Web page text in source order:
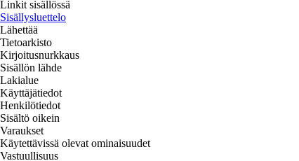
Linkit sisällössä
Sisällysluettelo
Lähettää
Tietoarkisto
Kirjoitusnurkkaus
Sisällön lähde
Lakialue
Käyttäjätiedot
Henkilötiedot
Sisältö oikein
Varaukset
Käytettävissä olevat ominaisuudet
Vastuullisuus